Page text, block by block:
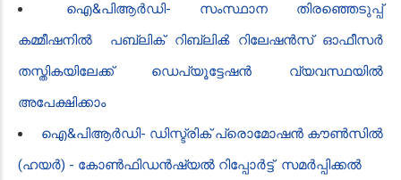
ഐ‌&പി‌ആർ‌ഡി- സംസ്ഥാന തിരഞ്ഞെടുപ്പ്
കമ്മീഷനിൽ പബ്ലിക് റിബ്ലിൿ റിലേഷൻസ് ഓഫീസർ
തസ്തികയിലേക്ക് ഡെപ്യൂട്ടേഷൻ വ്യവസ്ഥയിൽ
അപേക്ഷിക്കാം
ഐ‌&പി‌ആർ‌ഡി- ഡിസ്ട്രിക് പ്രൊമോഷൻ കൗൺസിൽ
(ഹയർ) - കോൺഫിഡൻഷ്യൽ റിപ്പോർട്ട് സമർപ്പിക്കൽ